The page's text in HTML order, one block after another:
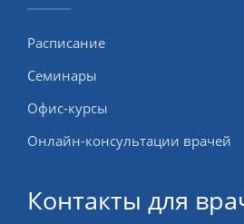
Расписание
Семинары
Офис-курсы
Онлайн-консультации врачей
Контакты для